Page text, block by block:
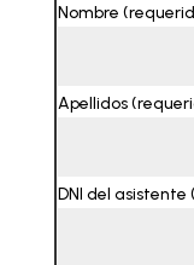
Nombre
Apellidos
DNI del asistente